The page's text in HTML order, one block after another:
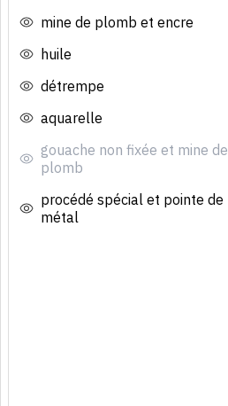
mine de plomb et encre
huile
détrempe
aquarelle
gouache non fixée et mine de
plomb
procédé spécial et pointe de
métal